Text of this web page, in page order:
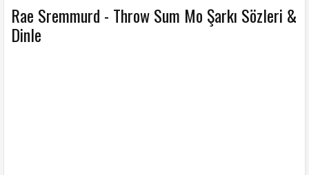
R Rae Sremmurd Şarkı Sözleri Şarkı Sözleri Throw Sum Mo Şarkı Sözleri
Rae Sremmurd - Throw Sum Mo Şarkı Sözleri &
Dinle